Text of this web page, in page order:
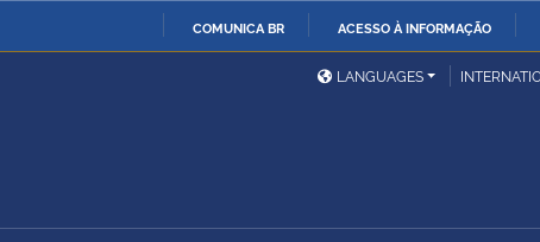
COMUNICA BR ACESSO À INFORMAÇÃO
Ministério da Defesa
Ministério das Relações
ExterioresLANGUAGES